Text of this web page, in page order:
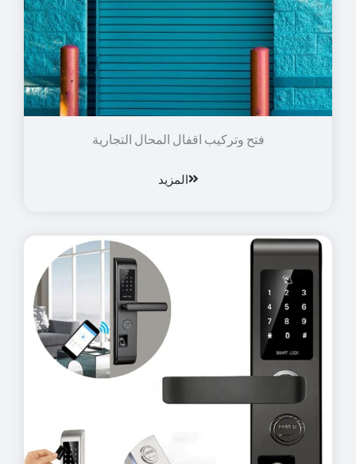
فتح وتركيب اقفال المحال التجارية
المزيد